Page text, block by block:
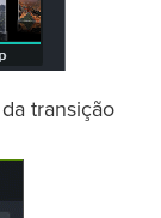
transição